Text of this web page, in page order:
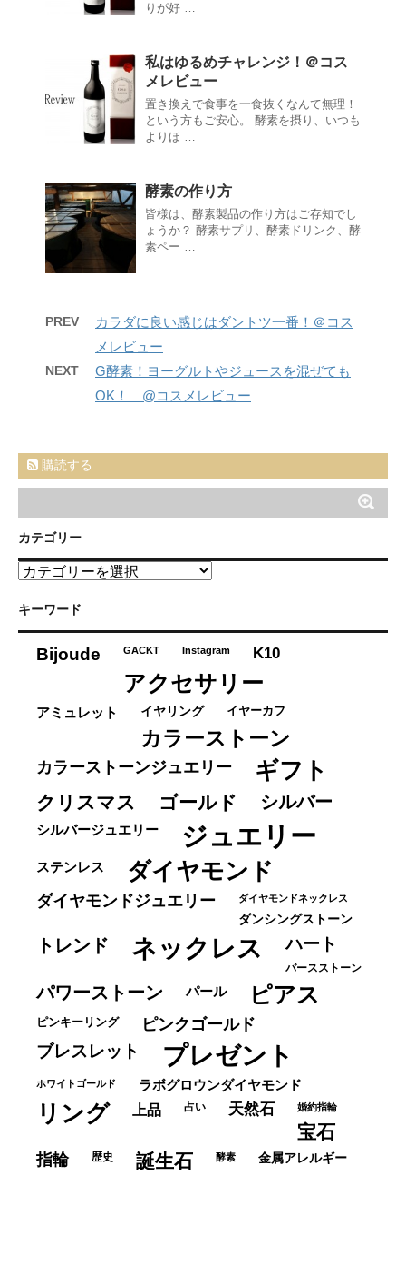
りが好 …
私はゆるめチャレンジ！＠コス
メレビュー
置き換えで食事を一食抜くなんて無理！
という方もご安心。 酵素を摂り、いつも
よりほ …
酵素の作り方
皆様は、酵素製品の作り方はご存知でし
ょうか？ 酵素サプリ、酵素ドリンク、酵
素ペー …
PREV
カラダに良い感じはダントツ一番！＠コス
メレビュー
NEXT
G酵素！ヨーグルトやジュースを混ぜても
OK！ @コスメレビュー
購読する
カテゴリー
カ
ゴ
リ
キーワード
Bijoude GACKT Instagram K10
アクセサリー
アミュレット イヤリング イヤーカフ
カラーストーン
カラーストーンジュエリー ギフト
クリスマス ゴールド シルバー
シルバージュエリー ジュエリー
ステンレス ダイヤモンド
ダイヤモンドジュエリー ダイヤモンドネックレス
ダンシングストーン
トレンド ネックレス ハート
バースストーン
パワーストーン パール ピアス
ピンキーリング ピンクゴールド
ブレスレット プレゼント
ホワイトゴールド ラボグロウンダイヤモンド
リング 上品 占い 天然石 婚約指輪
宝石
指輪 歴史 誕生石 酵素 金属アレルギー